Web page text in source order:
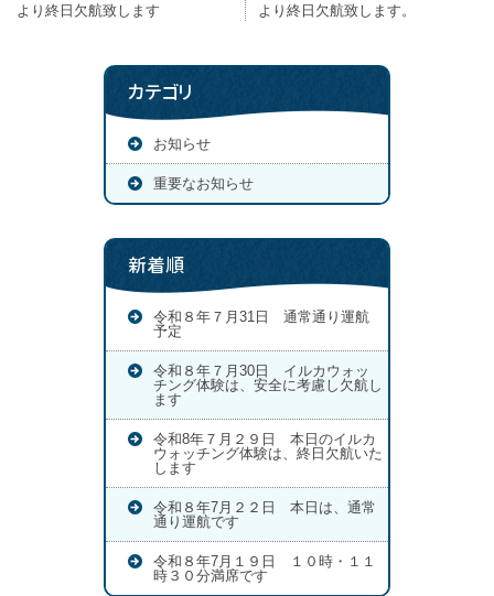
より終日欠航致します
より終日欠航致します。
カテゴリ
お知らせ
重要なお知らせ
新着順
令和８年７月31日 通常通り運航
予定
令和８年７月30日 イルカウォッ
チング体験は、安全に考慮し欠航し
ます
令和8年７月２９日 本日のイルカ
ウォッチング体験は、終日欠航いた
します
令和８年7月２２日 本日は、通常
通り運航です
令和８年7月１９日 １０時・１１
時３０分満席です